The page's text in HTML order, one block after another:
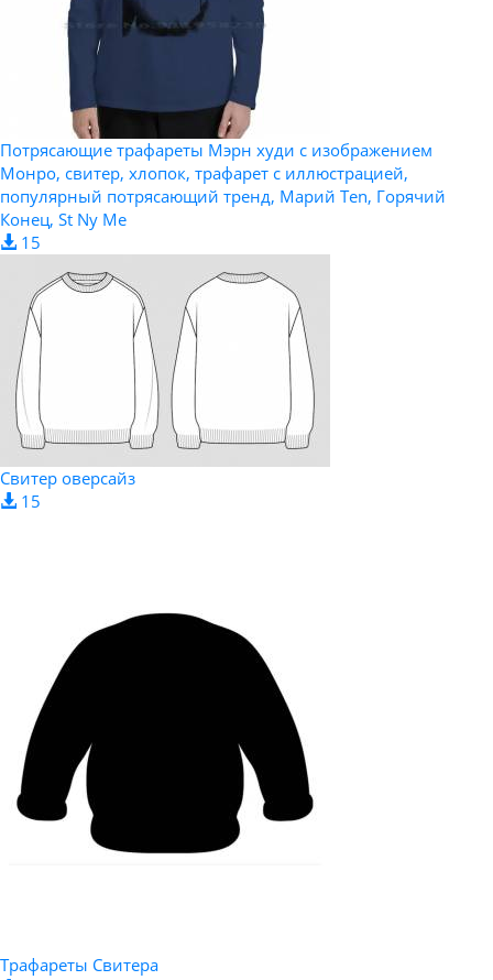
Потрясающие трафареты Мэрн худи с изображением
Монро, свитер, хлопок, трафарет с иллюстрацией,
популярный потрясающий тренд, Марий Ten, Горячий
Конец, St Ny Me
15
Свитер оверсайз
15
Трафареты Свитера